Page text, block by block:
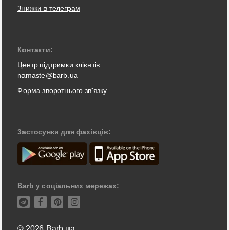
Знижки в телеграм
Контакти:
Центр підтримки клієнтів:
namaste@barb.ua
Форма зворотнього зв'язку
Застосунки для фахівців:
Barb у соціальних мережах: